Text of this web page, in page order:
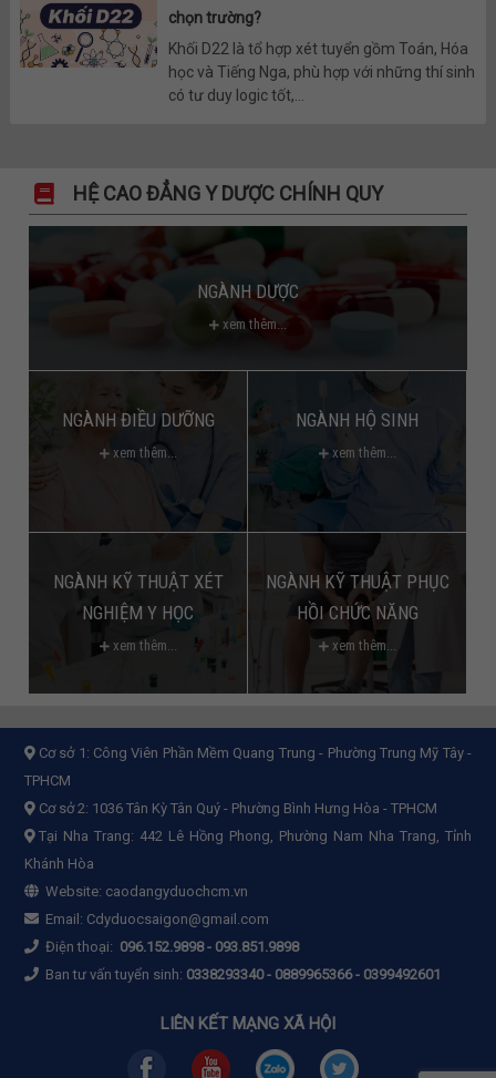
chọn trường?
Khối D22 là tổ hợp xét tuyển gồm Toán, Hóa
học và Tiếng Nga, phù hợp với những thí sinh
có tư duy logic tốt,...
HỆ CAO ĐẲNG Y DƯỢC CHÍNH QUY
NGÀNH DƯỢC
xem thêm...
NGÀNH ĐIỀU DƯỠNG
xem thêm...
NGÀNH HỘ SINH
xem thêm...
NGÀNH KỸ THUẬT XÉT
NGHIỆM Y HỌC
xem thêm...
NGÀNH KỸ THUẬT PHỤC
HỒI CHỨC NĂNG
xem thêm...
Cơ sở 1: Công Viên Phần Mềm Quang Trung - Phường Trung Mỹ Tây -
TPHCM
Cơ sở 2: 1036 Tân Kỳ Tân Quý - Phường Bình Hưng Hòa - TPHCM
Tại Nha Trang: 442 Lê Hồng Phong, Phường Nam Nha Trang, Tỉnh
Khánh Hòa
Website: caodangyduochcm.vn
Email: Cdyduocsaigon@gmail.com
Điện thoại: 096.152.9898- 093.851.9898
Ban tư vấn tuyển sinh: 0338293340 - 0889965366 - 0399492601
LIÊN KẾT MẠNG XÃ HỘI